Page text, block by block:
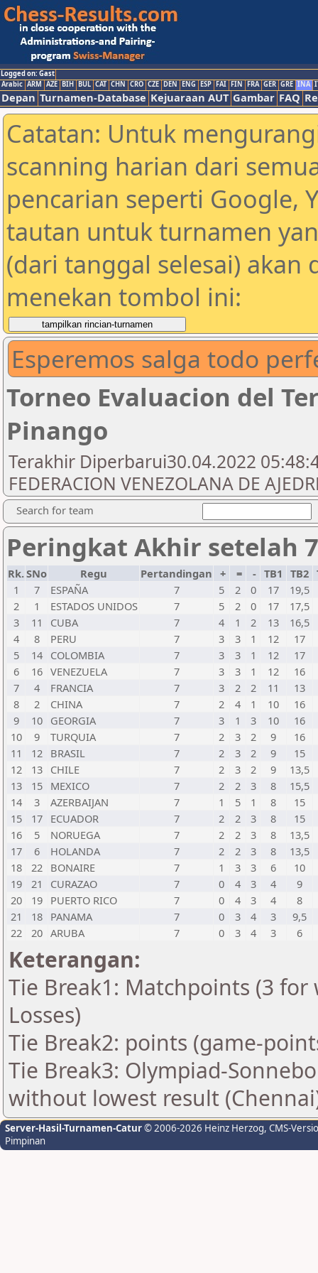
Logged on: Gast
Arabic ARM AZE BIH BUL CAT CHN CRO CZE DEN ENG ESP FAI FIN FRA GER GRE INA
Depan Turnamen-Database Kejuaraan AUT Gambar FAQ
Catatan: Untuk
scanning harian dari
pencarian seperti Google,
tautan untuk turnamen
(dari tanggal selesai) akan
menekan tombol ini:
Esperemos salga todo
Torneo Evaluacion del
Pinango
Terakhir Diperbarui30.04.2022
FEDERACION VENEZOLANA DE
Search for team
Peringkat Akhir setelah
Rk.SNo Regu Pertandingan + = - TB1 TB2
1
7 ESPAÑA 7 5 2 0 17
19,5
2
1 ESTADOS UNIDOS 7 5 2 0 17
17,5
3
11 CUBA 7 4 1 2 13
16,5
4
8 PERU 7 3 3 1 12
17
5
14 COLOMBIA 7 3 3 1 12
17
6
16 VENEZUELA 7 3 3 1 12
16
7
4 FRANCIA 7 3 2 2 11
13
8
2 CHINA 7 2 4 1 10
16
9
10 GEORGIA 7 3 1 3 10
16
10
9 TURQUIA 7 2 3 2 9
16
11
12 BRASIL 7 2 3 2 9
15
12
13 CHILE 7 2 3 2 9
13,5
13
15 MEXICO 7 2 2 3 8
15,5
14
3 AZERBAIJAN 7 1 5 1 8
15
15
17 ECUADOR 7 2 2 3 8
15
16
5 NORUEGA 7 2 2 3 8
13,5
17
6 HOLANDA 7 2 2 3 8
13,5
18
22 BONAIRE 7 1 3 3 6
10
19
21 CURAZAO 7 0 4 3 4
9
20
19 PUERTO RICO 7 0 4 3 4
8
21
18 PANAMA 7 0 3 4 3
9,5
22
20 ARUBA 7 0 3 4 3 6
Keterangan:
Tie Break1: Matchpoints (3
Losses)
Tie Break2: points (game-
Tie Break3: Olympiad-
without lowest result
Server-Hasil-Turnamen-Catur© 2006-2026 Heinz Herzog, CMS-
Pimpinan